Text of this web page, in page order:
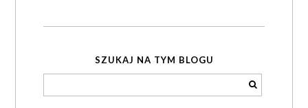
SZUKAJ NA TYM BLOGU